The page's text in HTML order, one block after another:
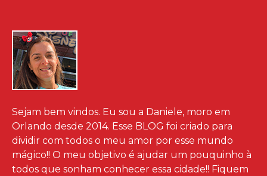
Sejam bem vindos. Eu sou a Daniele, moro em
Orlando desde 2014. Esse BLOG foi criado para
dividir com todos o meu amor por esse mundo
mágico!! O meu objetivo é ajudar um pouquinho à
todos que sonham conhecer essa cidade!! Fiquem